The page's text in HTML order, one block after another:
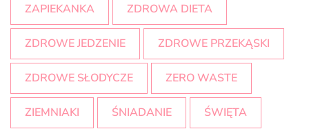
ZAPIEKANKA ZDROWA DIETA
ZDROWE JEDZENIE ZDROWE PRZEKĄSKI
ZDROWE SŁODYCZE ZERO WASTE
ZIEMNIAKI ŚNIADANIE ŚWIĘTA